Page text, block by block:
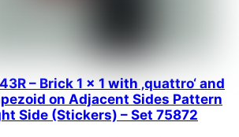
– Brick 1 x 1 with ‚quattro‘ and
on Adjacent Sides Pattern
Side (Stickers) – Set 75872